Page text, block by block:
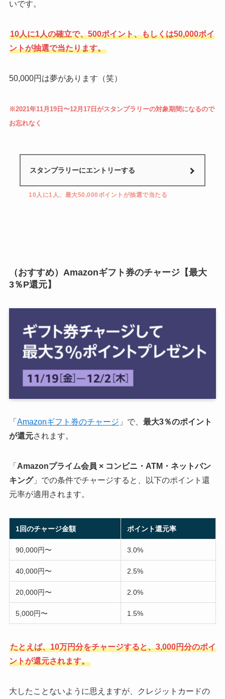
いです。
10人に1人の確立で、500ポイント、もしくは50,000ポイ
ントが抽選で当たります。
50,000円は夢があります（笑）
※2021年11月19日〜12月17日がスタンプラリーの対象期間になるので
お忘れなく
スタンプラリーにエントリーする
10人に1人、最大50,000ポイントが抽選で当たる
（おすすめ）Amazonギフト券のチャージ【最大
3％P還元】
「 Amazonギフト券のチャージ 」で、 最大3％のポイント
が還元されます。
「 Amazonプライム会員 × コンビニ・ATM・ネットバン
キング」での条件でチャージすると、以下のポイント還
元率が適用されます。
1回のチャージ金額 ポイント還元率
90,000円〜 3.0%
40,000円〜 2.5%
20,000円〜 2.0%
5,000円〜 1.5%
たとえば、10万円分をチャージすると、3,000円分のポイ
ントが還元されます。
大したことないように思えますが、クレジットカードの